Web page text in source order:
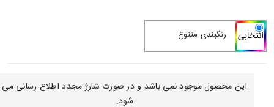
رنگبندی متنوع
این محصول موجود نمی باشد و در صورت شارژ مجدد اطلاع رسانی می
شود.